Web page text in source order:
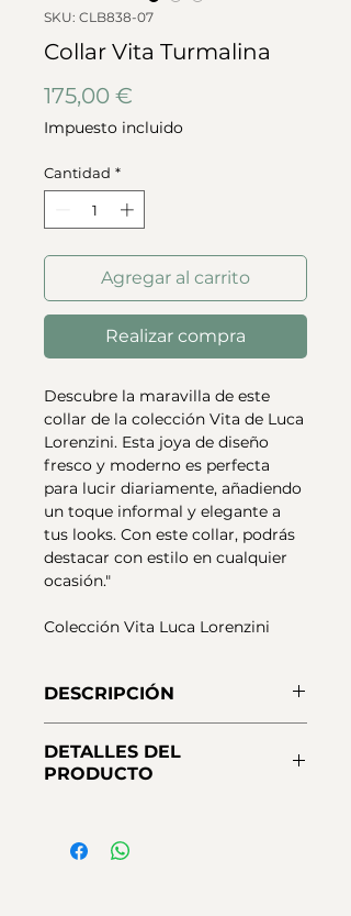
SKU: CLB838-07
Collar Vita Turmalina
175,00 €
Impuesto incluido
Cantidad *
Agregar al carrito
Realizar compra
Descubre la maravilla de este
collar de la colección Vita de Luca
Lorenzini. Esta joya de diseño
fresco y moderno es perfecta
para lucir diariamente, añadiendo
un toque informal y elegante a
tus looks. Con este collar, podrás
destacar con estilo en cualquier
ocasión."
Colección Vita Luca Lorenzini
DESCRIPCIÓN
primera ley 925 y baño de oro 18
kt. Realizado con cadena Rosario
forma de onda de mar en Plata de
DETALLES DEL
PRODUCTO
Ley, Oro de 18 Kt
Medidas:90 cm